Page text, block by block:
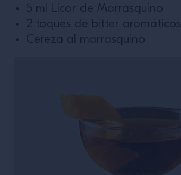
5 ml Licor de Marrasquino
2 toques de bitter aromáticos
Cereza al marrasquino